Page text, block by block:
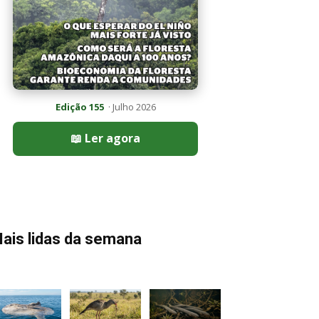
Edição 155· Julho 2026
📖 Ler agora
lidas da semana